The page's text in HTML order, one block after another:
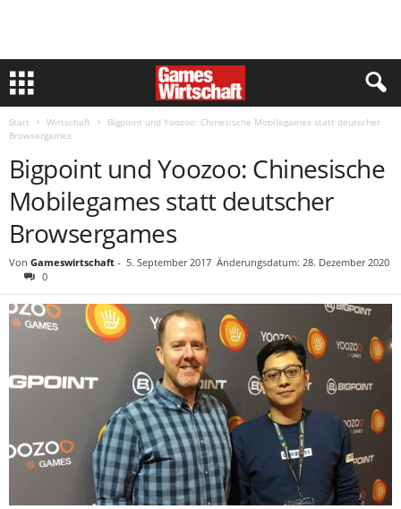
Start Wirtschaft
Bigpoint und Yoozoo: Chinesische Mobilegames statt deutscher
Browsergames
Bigpoint und Yoozoo: Chinesische
Mobilegames statt deutscher
Browsergames
Von Gameswirtschaft - 5. September 2017 Änderungsdatum: 28. Dezember 2020
0